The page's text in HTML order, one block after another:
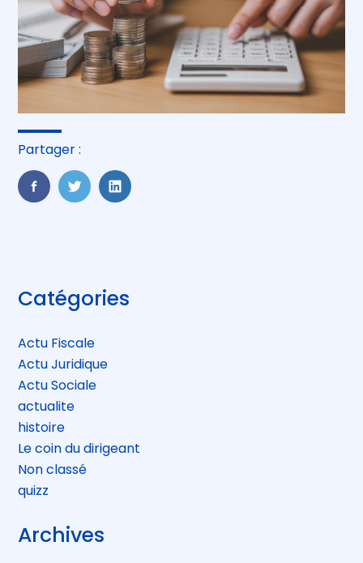
Partager :
FaceBook
TwitterLinkedIn
Blog
sidebar
Catégories
Actu Fiscale
Actu Juridique
Actu Sociale
actualite
histoire
Le coin du dirigeant
Non classé
quizz
Archives